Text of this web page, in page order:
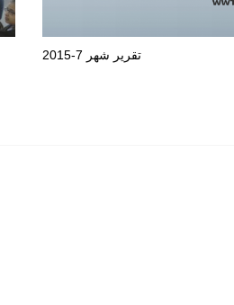
تقرير شهر 7-2015